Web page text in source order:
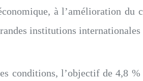
à l’amélioration du
institutions
conditions, l’objectif de 4,8